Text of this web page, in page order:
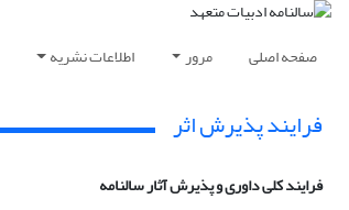
صفحه اصلی مرور اطلاعات نشریه
فرایند پذیرش اثر
فرایند کلی داوری و پذیرش آثار سالنامه